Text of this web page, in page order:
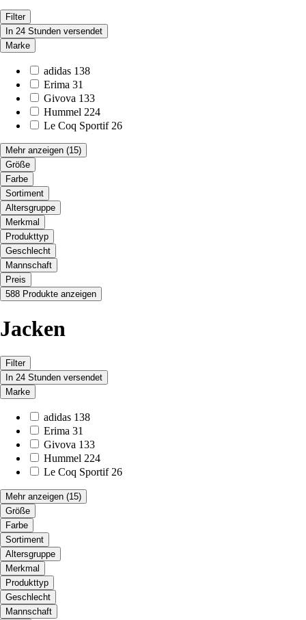
Filter
In 24 Stunden versendet
Marke
adidas 138
Erima 31
Givova 133
Hummel 224
Le Coq Sportif 26
Mehr anzeigen (15)
Größe
Farbe
Sortiment
Altersgruppe
Merkmal
Produkttyp
Geschlecht
Mannschaft
Preis
588 Produkte anzeigen
Jacken
Filter
In 24 Stunden versendet
Marke
adidas 138
Erima 31
Givova 133
Hummel 224
Le Coq Sportif 26
Mehr anzeigen (15)
Größe
Farbe
Sortiment
Altersgruppe
Merkmal
Produkttyp
Geschlecht
Mannschaft